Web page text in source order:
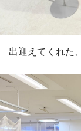
出迎えてくれた